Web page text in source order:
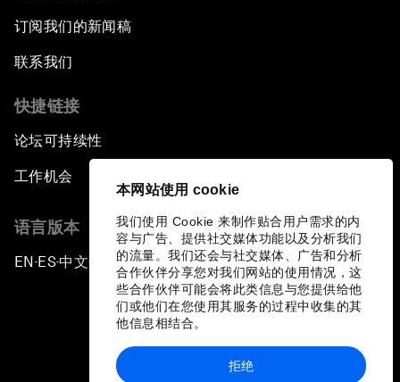
本网站使用 cookie
我们使用 Cookie 来制作贴合用户需求的内
容与广告、提供社交媒体功能以及分析我们
的流量。我们还会与社交媒体、广告和分析
合作伙伴分享您对我们网站的使用情况，这
些合作伙伴可能会将此类信息与您提供给他
们或他们在您使用其服务的过程中收集的其
他信息相结合。
拒绝
订阅我们的新闻稿
联系我们
快捷链接
论坛可持续性
工作机会
语言版本
EN ▪ES▪中文▪ 日本語